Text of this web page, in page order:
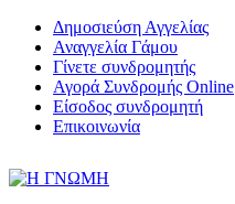
Δημοσιεύση Αγγελίας
Αναγγελία Γάμου
Γίνετε συνδρομητής
Αγορά Συνδρομής Online
Είσοδος συνδρομητή
Επικοινωνία